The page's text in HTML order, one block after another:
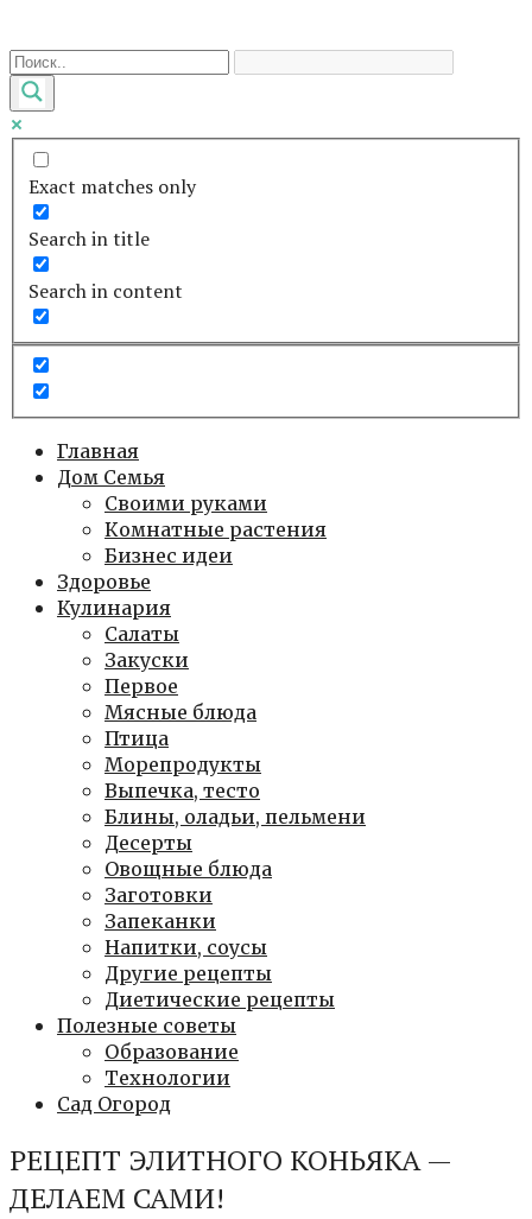
к
контенту
Exact matches only
Search in title
Search in content
Главная
Дом Семья
Своими руками
Комнатные растения
Бизнес идеи
Здоровье
Кулинария
Салаты
Закуски
Первое
Мясные блюда
Птица
Морепродукты
Выпечка, тесто
Блины, оладьи, пельмени
Десерты
Овощные блюда
Заготовки
Запеканки
Напитки, соусы
Другие рецепты
Диетические рецепты
Полезные советы
Образование
Технологии
Сад Огород
РЕЦЕПТ ЭЛИТНОГО КОНЬЯКА —
ДЕЛАЕМ САМИ!